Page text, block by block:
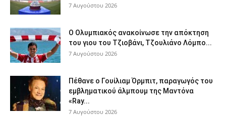
7 Αυγούστου 2026
Ο Ολυμπιακός ανακοίνωσε την απόκτηση
του γιου του Τζιοβάνι, Τζουλιάνο Λόμπο...
7 Αυγούστου 2026
Πέθανε ο Γουίλιαμ Όρμπιτ, παραγωγός του
εμβληματικού άλμπουμ της Μαντόνα
«Ray...
7 Αυγούστου 2026